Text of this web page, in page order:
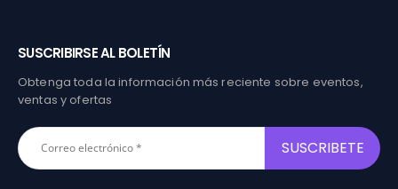
SUSCRIBIRSE AL BOLETÍN
Obtenga toda la información más reciente sobre eventos,
ventas y ofertas